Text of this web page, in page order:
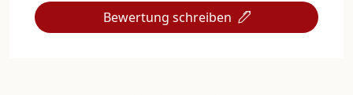
Bewertung schreiben